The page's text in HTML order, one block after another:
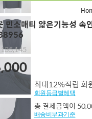
민소매티 얇은기능성 속
최대12%적립 회
회원등급별혜택
총 결제금액이
배송비부과기준